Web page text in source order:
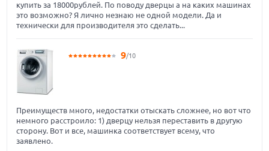
купить за 18000рублей. По поводу дверцы а на каких машинах
это возможно? Я лично незнаю не одной модели. Да и
технически для производителя это сделать...
9/10
Преимуществ много, недостатки отыскать сложнее, но вот что
немного расстроило: 1) дверцу нельзя переставить в другую
сторону. Вот и все, машинка соответствует всему, что
заявлено.